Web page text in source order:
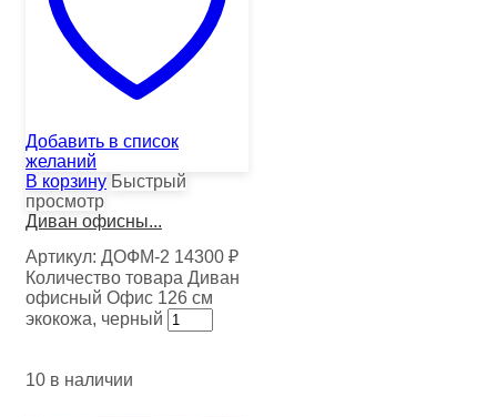
Добавить в список
желаний
В корзину Быстрый
просмотр
Диван офисны...
Артикул: ДОФМ-2 14300 ₽
Количество товара Диван
офисный Офис 126 см
экокожа, черный
10 в наличии